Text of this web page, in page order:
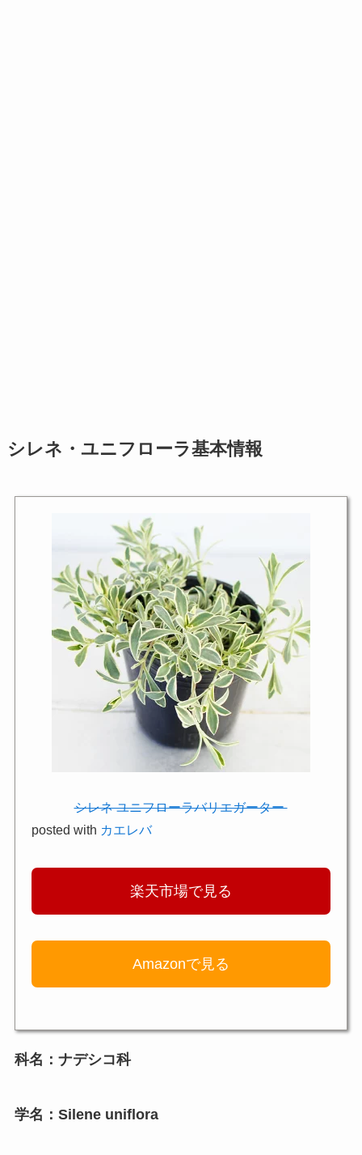
シレネ・ユニフローラ基本情報
シレネ ユニフローラバリエガーター
posted with カエレバ
楽天市場で見る
Amazonで見る
科名：ナデシコ科
学名：Silene uniflora